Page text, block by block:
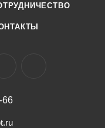
66